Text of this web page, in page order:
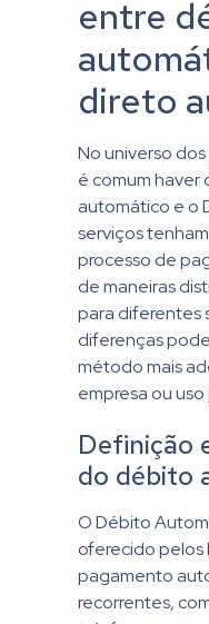
entre
direto
No universo
é comum
automático e o
serviços
processo de
de maneiras
para diferentes
diferenças
método mais
empresa ou uso
Definição
do débito
O Débito
oferecido pelos
pagamento
recorrentes,